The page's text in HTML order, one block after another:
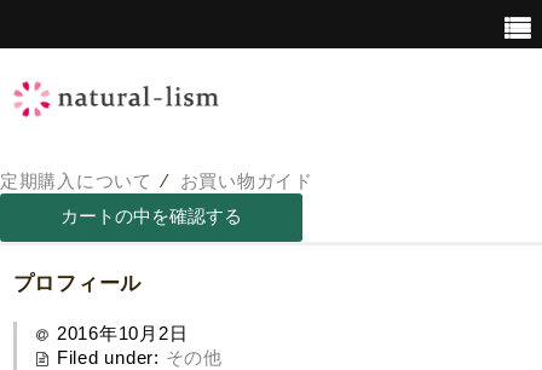
定期購入について ⁄ お買い物ガイド
青汁について
プロフィール
2016年10月2日
Filed under: その他